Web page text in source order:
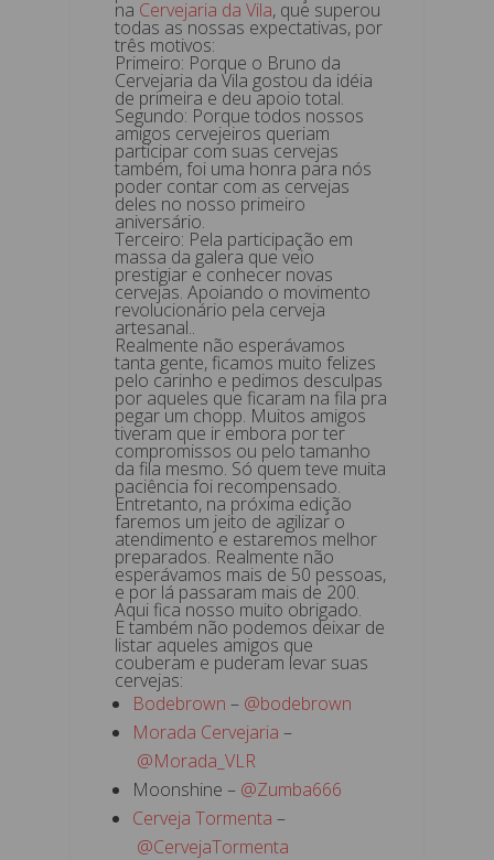
na Cervejaria da Vila, que superou
todas as nossas expectativas, por
três motivos:
Primeiro: Porque o Bruno da
Cervejaria da Vila gostou da idéia
de primeira e deu apoio total.
Segundo: Porque todos nossos
amigos cervejeiros queriam
participar com suas cervejas
também, foi uma honra para nós
poder contar com as cervejas
deles no nosso primeiro
aniversário.
Terceiro: Pela participação em
massa da galera que veio
prestigiar e conhecer novas
cervejas. Apoiando o movimento
revolucionário pela cerveja
artesanal..
Realmente não esperávamos
tanta gente, ficamos muito felizes
pelo carinho e pedimos desculpas
por aqueles que ficaram na fila pra
pegar um chopp. Muitos amigos
tiveram que ir embora por ter
compromissos ou pelo tamanho
da fila mesmo. Só quem teve muita
paciência foi recompensado.
Entretanto, na próxima edição
faremos um jeito de agilizar o
atendimento e estaremos melhor
preparados. Realmente não
esperávamos mais de 50 pessoas,
e por lá passaram mais de 200.
Aqui fica nosso muito obrigado.
E também não podemos deixar de
listar aqueles amigos que
couberam e puderam levar suas
cervejas:
Bodebrown – @bodebrown
Morada Cervejaria –
@Morada_VLR
Moonshine – @Zumba666
Cerveja Tormenta –
@CervejaTormenta